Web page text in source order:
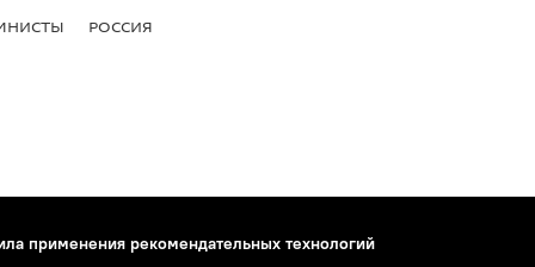
РОССИЯ
применения рекомендательных технологий